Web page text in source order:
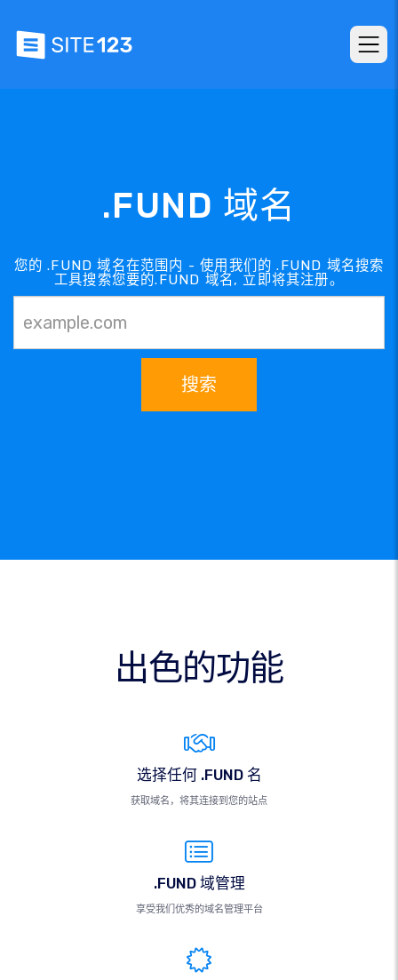
.FUND 域名
您的 .FUND 域名在范围内 - 使用我们的 .FUND 域名搜索
工具搜索您要的.FUND 域名, 立即将其注册。
搜索
出色的功能
选择任何 .FUND 名
获取域名，将其连接到您的站点
.FUND 域管理
享受我们优秀的域名管理平台